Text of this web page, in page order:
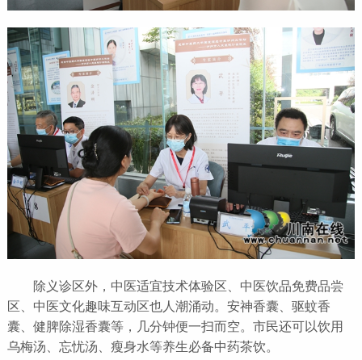
除义诊区外，中医适宜技术体验区、中医饮品免费品尝
区、中医文化趣味互动区也人潮涌动。安神香囊、驱蚊香
囊、健脾除湿香囊等，几分钟便一扫而空。市民还可以饮用
乌梅汤、忘忧汤、瘦身水等养生必备中药茶饮。